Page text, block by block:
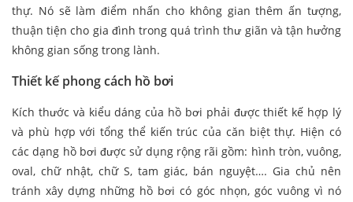
thự. Nó sẽ làm điểm nhấn cho không gian thêm ấn tượng,
thuận tiện cho gia đình trong quá trình thư giãn và tận hưởng
không gian sống trong lành.
Thiết kế phong cách hồ bơi
Kích thước và kiểu dáng của hồ bơi phải được thiết kế hợp lý
và phù hợp với tổng thể kiến trúc của căn biệt thự. Hiện có
các dạng hồ bơi được sử dụng rộng rãi gồm: hình tròn, vuông,
oval, chữ nhật, chữ S, tam giác, bán nguyệt…. Gia chủ nên
tránh xây dựng những hồ bơi có góc nhọn, góc vuông vì nó